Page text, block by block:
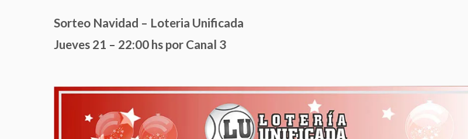
Sorteo Navidad – Loteria Unificada
Jueves 21 – 22:00 hs por Canal 3